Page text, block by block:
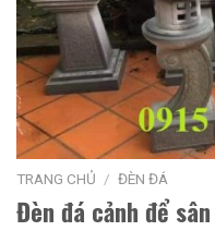
TRANG CHỦ / ĐÈN ĐÁ
Đèn đá cảnh để